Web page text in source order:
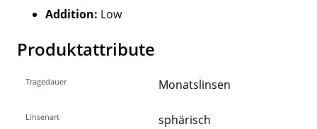
Addition: Low
Produktattribute
Tragedauer Monatslinsen
Linsenart sphärisch